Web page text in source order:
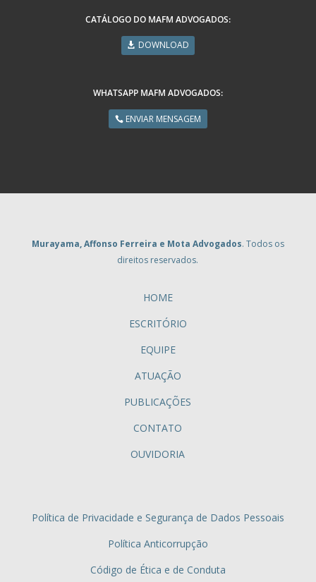
CATÁLOGO DO MAFM ADVOGADOS:
DOWNLOAD
WHATSAPP MAFM ADVOGADOS:
ENVIAR MENSAGEM
Murayama, Affonso Ferreira e Mota Advogados. Todos os
direitos reservados.
HOME
ESCRITÓRIO
EQUIPE
ATUAÇÃO
PUBLICAÇÕES
CONTATO
OUVIDORIA
Política de Privacidade e Segurança de Dados Pessoais
Política Anticorrupção
Código de Ética e de Conduta